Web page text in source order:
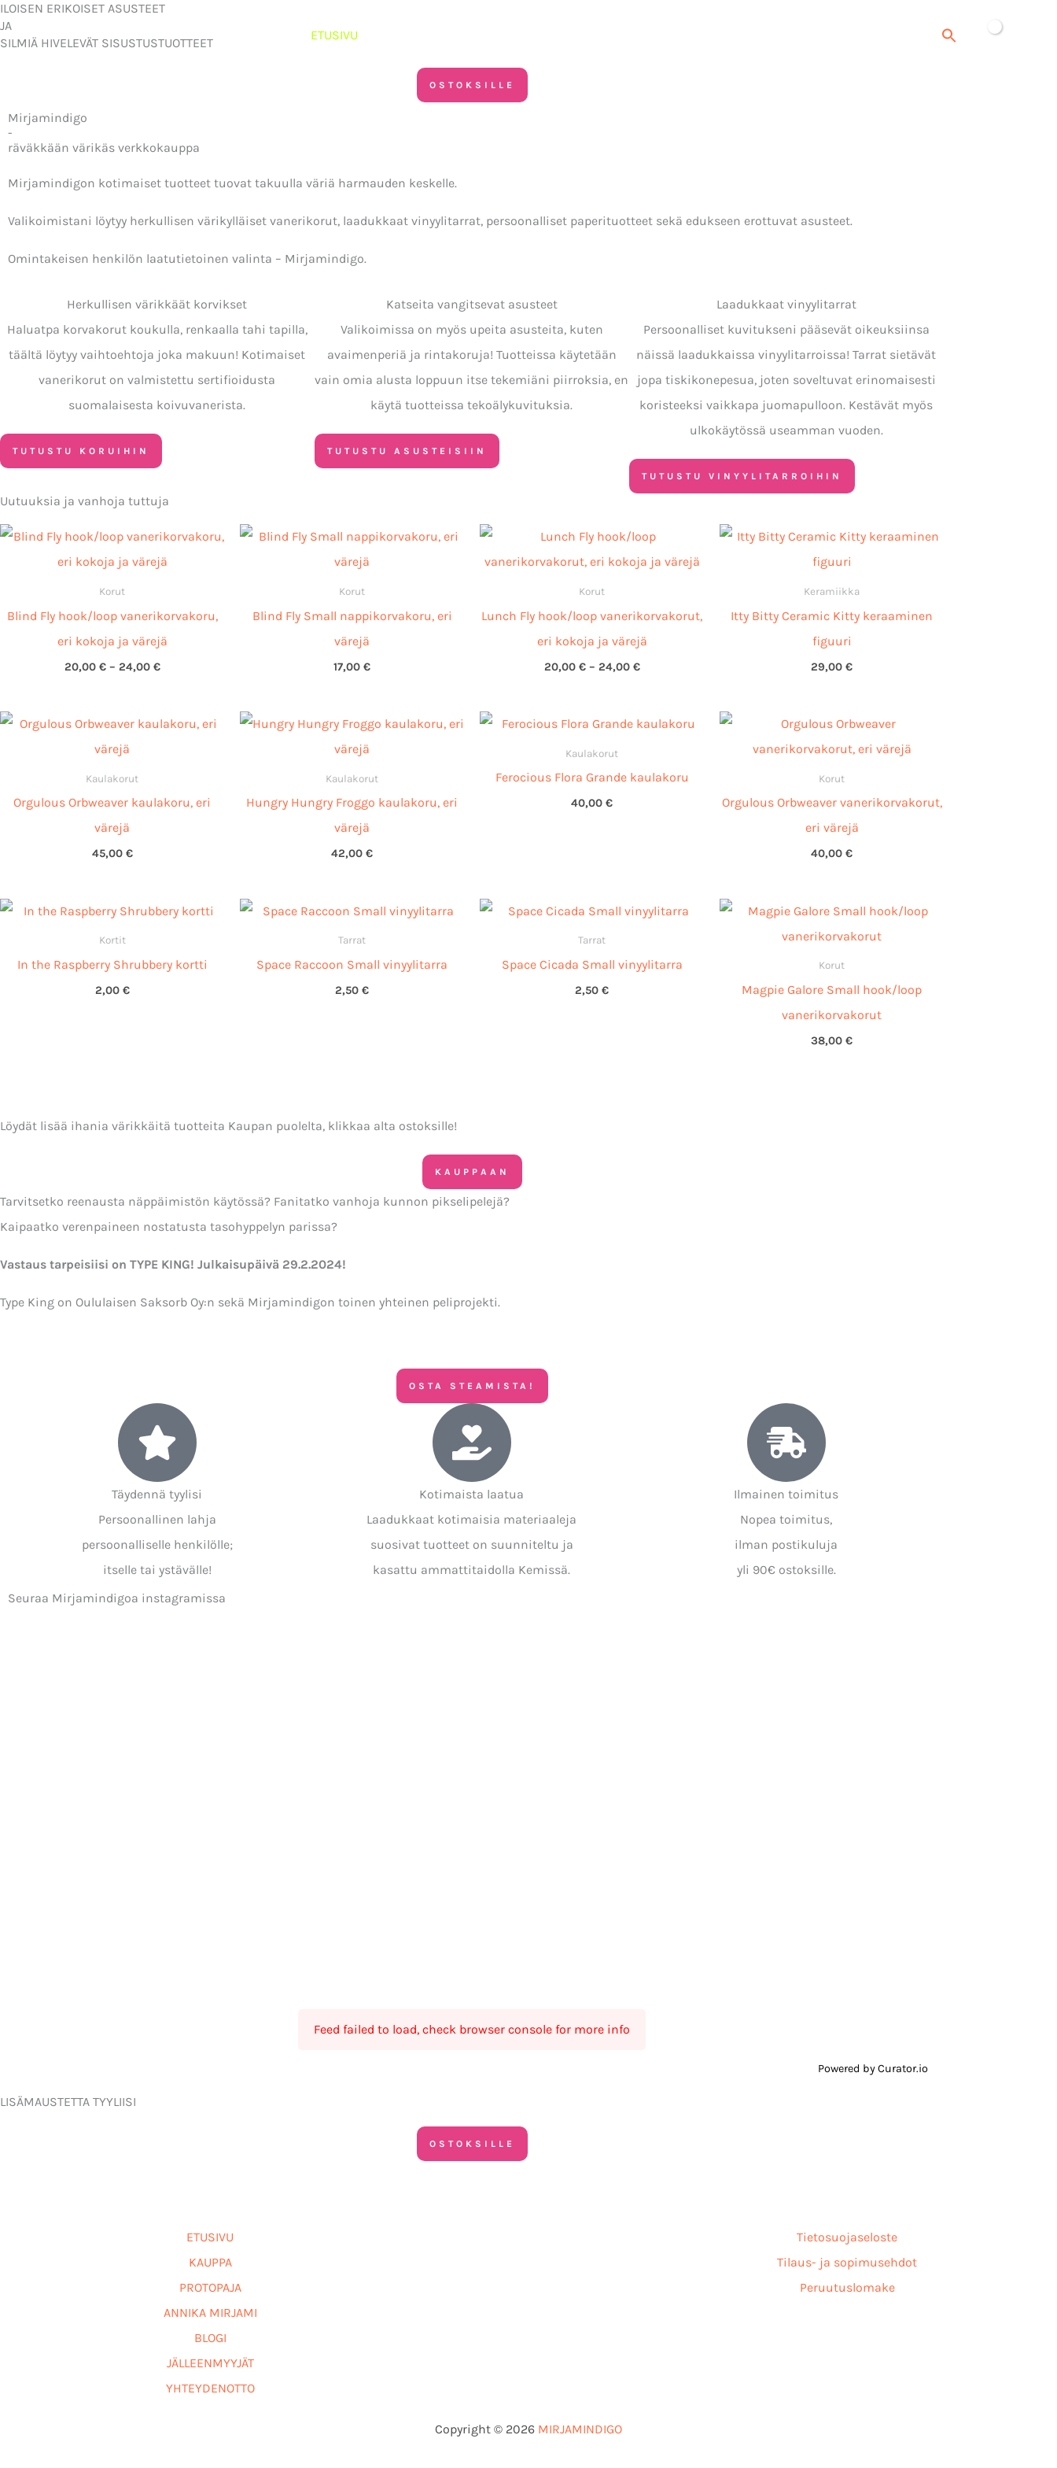
Siirry
sisältöön
ETUSIVU
ILOISEN ERIKOISET ASUSTEET
JA
SILMIÄ HIVELEVÄT SISUSTUSTUOTTEET
OSTOKSILLE
Mirjamindigo
-
räväkkään värikäs verkkokauppa
Mirjamindigon kotimaiset tuotteet tuovat takuulla väriä harmauden keskelle.
Valikoimistani löytyy herkullisen värikylläiset vanerikorut, laadukkaat vinyylitarrat, persoonalliset paperituotteet sekä edukseen erottuvat asusteet.
Omintakeisen henkilön laatutietoinen valinta – Mirjamindigo.
Herkullisen värikkäät korvikset
Haluatpa korvakorut koukulla, renkaalla tahi tapilla,
täältä löytyy vaihtoehtoja joka makuun! Kotimaiset
vanerikorut on valmistettu sertifioidusta
suomalaisesta koivuvanerista.
TUTUSTU KORUIHIN
Katseita vangitsevat asusteet
Valikoimissa on myös upeita asusteita, kuten
avaimenperiä ja rintakoruja! Tuotteissa käytetään
vain omia alusta loppuun itse tekemiäni piirroksia, en
käytä tuotteissa tekoälykuvituksia.
TUTUSTU ASUSTEISIIN
Laadukkaat vinyylitarrat
Persoonalliset kuvitukseni pääsevät oikeuksiinsa
näissä laadukkaissa vinyylitarroissa! Tarrat sietävät
jopa tiskikonepesua, joten soveltuvat erinomaisesti
koristeeksi vaikkapa juomapulloon. Kestävät myös
ulkokäytössä useamman vuoden.
TUTUSTU VINYYLITARROIHIN
Uutuuksia ja vanhoja tuttuja
Korut
Blind Fly hook/loop vanerikorvakoru,
eri kokoja ja värejä
20,00 € – 24,00 €
Hintaluokka:
20,00 €
-
Korut
Blind Fly Small nappikorvakoru, eri
värejä
17,00 €
Korut
Lunch Fly hook/loop vanerikorvakorut,
eri kokoja ja värejä
20,00 € – 24,00 €
20,00 €
-
24,00 €
Keramiikka
Itty Bitty Ceramic Kitty keraaminen
figuuri
29,00 €
Kaulakorut
Orgulous Orbweaver kaulakoru, eri
värejä
45,00 €
Kaulakorut
Hungry Hungry Froggo kaulakoru, eri
värejä
42,00 €
Kaulakorut
Ferocious Flora Grande kaulakoru
40,00 €
Korut
Orgulous Orbweaver vanerikorvakorut,
eri värejä
40,00 €
Kortit
In the Raspberry Shrubbery kortti
2,00 €
Tarrat
Space Raccoon Small vinyylitarra
2,50 €
Tarrat
Space Cicada Small vinyylitarra
2,50 €
Korut
Magpie Galore Small hook/loop
vanerikorvakorut
38,00 €
Löydät lisää ihania värikkäitä tuotteita Kaupan puolelta, klikkaa alta ostoksille!
KAUPPAAN
Tarvitsetko reenausta näppäimistön käytössä? Fanitatko vanhoja kunnon pikselipelejä?
Kaipaatko verenpaineen nostatusta tasohyppelyn parissa?
Vastaus tarpeisiisi on TYPE KING! Julkaisupäivä 29.2.2024!
Type King on Oululaisen Saksorb Oy:n sekä Mirjamindigon toinen yhteinen peliprojekti.
OSTA STEAMISTA!
Täydennä tyylisi
Persoonallinen lahja
persoonalliselle henkilölle;
itselle tai ystävälle!
Kotimaista laatua
Laadukkaat kotimaisia materiaaleja
suosivat tuotteet on suunniteltu ja
kasattu ammattitaidolla Kemissä.
Ilmainen toimitus
Nopea toimitus,
ilman postikuluja
yli 90€ ostoksille.
Seuraa Mirjamindigoa instagramissa
Feed failed to load, check browser console for more info
Powered by Curator.io
LISÄMAUSTETTA TYYLIISI
OSTOKSILLE
ETUSIVU
KAUPPA
PROTOPAJA
ANNIKA MIRJAMI
BLOGI
JÄLLEENMYYJÄT
YHTEYDENOTTO
Tietosuojaseloste
Tilaus- ja sopimusehdot
Peruutuslomake
Copyright © 2026 MIRJAMINDIGO